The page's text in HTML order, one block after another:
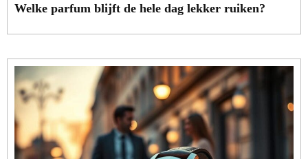
Welke parfum blijft de hele dag lekker ruiken?